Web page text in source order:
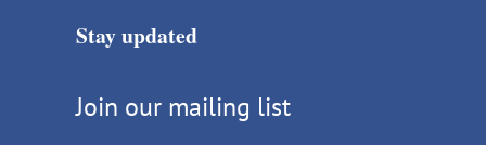
Stay updated
Join our mailing list